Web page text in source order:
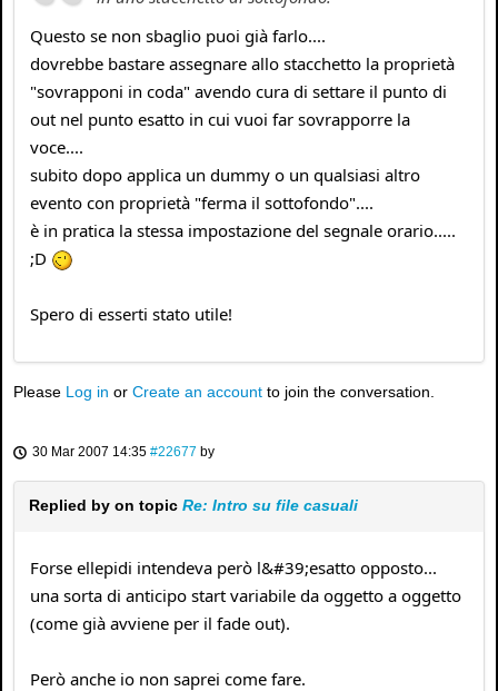
Questo se non sbaglio puoi già farlo....
dovrebbe bastare assegnare allo stacchetto la proprietà
"sovrapponi in coda" avendo cura di settare il punto di
out nel punto esatto in cui vuoi far sovrapporre la
voce....
subito dopo applica un dummy o un qualsiasi altro
evento con proprietà "ferma il sottofondo"....
è in pratica la stessa impostazione del segnale orario.....
;D
Spero di esserti stato utile!
Please Log in or Create an account to join the conversation.
30 Mar 2007 14:35 #22677 by
Replied by on topic Re: Intro su file casuali
Forse ellepidi intendeva però l&#39;esatto opposto...
una sorta di anticipo start variabile da oggetto a oggetto
(come già avviene per il fade out).
Però anche io non saprei come fare.